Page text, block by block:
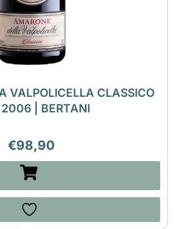
VALPOLICELLA CLASSICO
2006 | BERTANI
€98,90